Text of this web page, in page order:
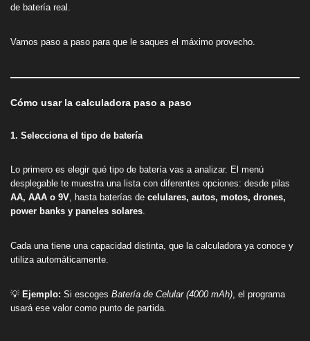
de batería real.
Vamos paso a paso para que le saques el máximo provecho.
Cómo usar la calculadora paso a paso
1. Selecciona el tipo de batería
Lo primero es elegir qué tipo de batería vas a analizar. El menú
desplegable te muestra una lista con diferentes opciones: desde pilas
AA, AAA o 9V, hasta baterías de celulares, autos, motos, drones,
power banks y paneles solares.
Cada una tiene una capacidad distinta, que la calculadora ya conoce y
utiliza automáticamente.
💡 Ejemplo: Si escoges Batería de Celular (4000 mAh), el programa
usará ese valor como punto de partida.